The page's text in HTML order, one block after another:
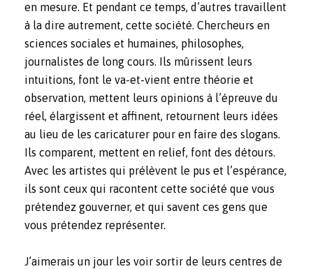
en mesure. Et pendant ce temps, d’autres travaillent
à la dire autrement, cette société. Chercheurs en
sciences sociales et humaines, philosophes,
journalistes de long cours. Ils mûrissent leurs
intuitions, font le va-et-vient entre théorie et
observation, mettent leurs opinions à l’épreuve du
réel, élargissent et affinent, retournent leurs idées
au lieu de les caricaturer pour en faire des slogans.
Ils comparent, mettent en relief, font des détours.
Avec les artistes qui prélèvent le pus et l’espérance,
ils sont ceux qui racontent cette société que vous
prétendez gouverner, et qui savent ces gens que
vous prétendez représenter.
J’aimerais un jour les voir sortir de leurs centres de